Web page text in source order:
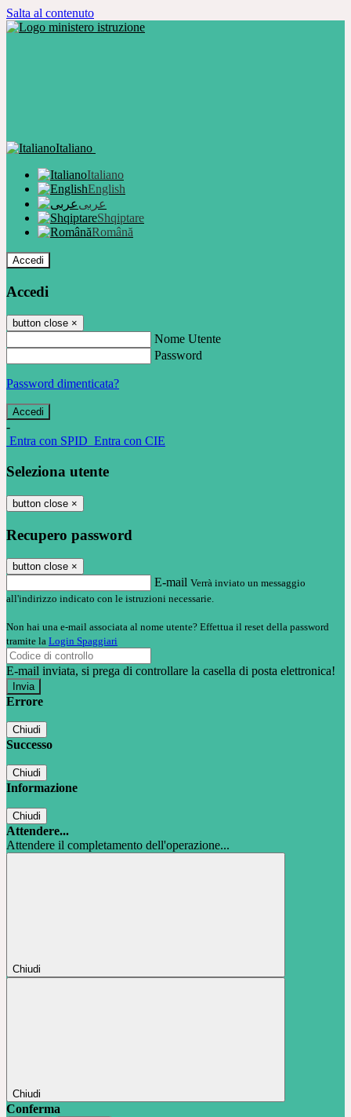
Salta al contenuto
Italiano
Italiano
English
عربى
Shqiptare
Română
Accedi
Accedi
button close ×
Nome Utente
Password
Password dimenticata?
-
Entra con SPID Entra con CIE
Seleziona utente
button close ×
Recupero password
button close ×
E-mail Verrà inviato un messaggio
all'indirizzo indicato con le istruzioni necessarie.
Non hai una e-mail associata al nome utente? Effettua il reset della password
tramite la Login Spaggiari
E-mail inviata, si prega di controllare la casella di posta elettronica!
Errore
Chiudi
Successo
Chiudi
Informazione
Chiudi
Attendere...
Attendere il completamento dell'operazione...
Chiudi
Chiudi
Conferma